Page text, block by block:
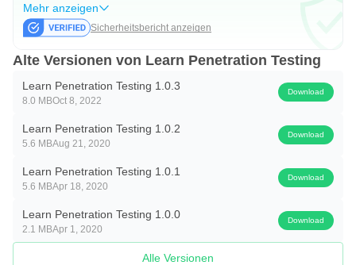
Mehr anzeigen
Sicherheitsbericht anzeigen
Alte Versionen von Learn Penetration Testing
Learn Penetration Testing 1.0.3
8.0 MBOct 8, 2022
Download
Learn Penetration Testing 1.0.2
5.6 MBAug 21, 2020
Download
Learn Penetration Testing 1.0.1
5.6 MBApr 18, 2020
Download
Learn Penetration Testing 1.0.0
2.1 MBApr 1, 2020
Download
Alle Versionen